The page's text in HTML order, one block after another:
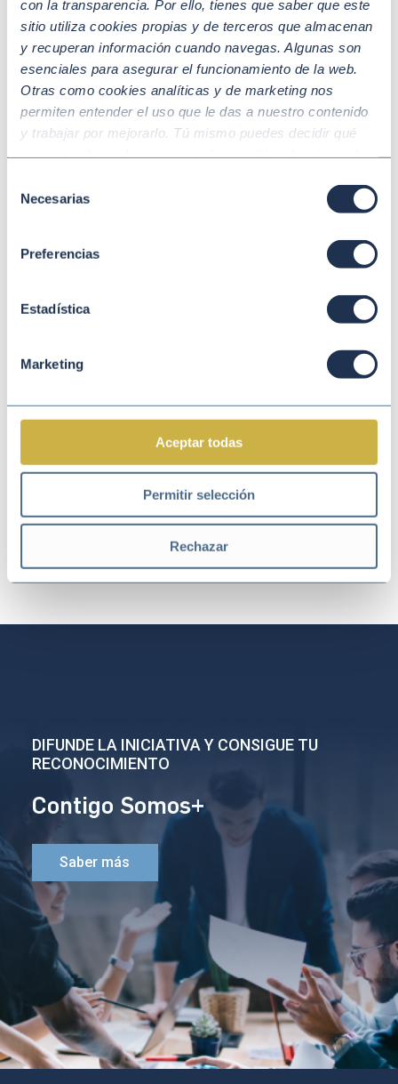
con la transparencia. Por ello, tienes que saber que este
sitio utiliza cookies propias y de terceros que almacenan
y recuperan información cuando navegas. Algunas son
esenciales para asegurar el funcionamiento de la web.
Otras como cookies analíticas y de marketing nos
permiten entender el uso que le das a nuestro contenido
y trabajar por mejorarlo. Tú mismo puedes decidir qué
quieras que recojamos ninguna información dándole al
Necesarias
Preferencias
Estadística
Marketing
Aceptar todas
Permitir selección
Rechazar
gestionar la incertidumbre y potenciar la
sostenibilidad
En un entorno global marcado p …
2026 | SOSTENIBILIDAD
Cómo preparar a tu empresa para la
¿Está su organización preparad …
Nueva ley de movilidad sostenible: lo que las
La movilidad empresarial en Es …
DIFUNDE LA INICIATIVA Y CONSIGUE TU
RECONOCIMIENTO
Contigo Somos+
Saber más